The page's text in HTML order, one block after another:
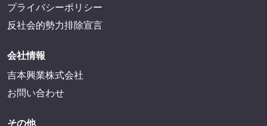
プライバシーポリシー
反社会的勢力排除宣言
会社情報
吉本興業株式会社
お問い合わせ
その他